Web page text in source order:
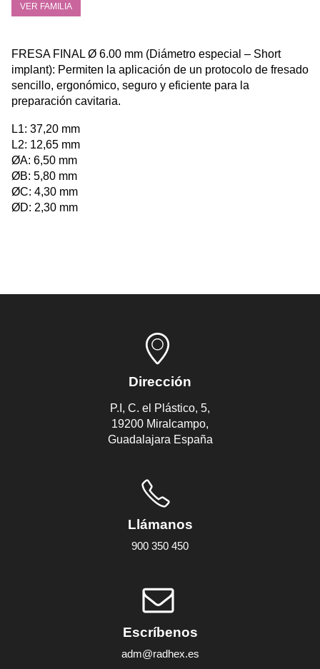
VER FAMILIA
FRESA FINAL Ø 6.00 mm (Diámetro especial – Short
implant): Permiten la aplicación de un protocolo de fresado
sencillo, ergonómico, seguro y eficiente para la
preparación cavitaria.
L1: 37,20 mm
L2: 12,65 mm
ØA: 6,50 mm
ØB: 5,80 mm
ØC: 4,30 mm
ØD: 2,30 mm
Dirección
P.I, C. el Plástico, 5,
19200 Miralcampo,
Guadalajara España
Llámanos
900 350 450
Escríbenos
adm@radhex.es